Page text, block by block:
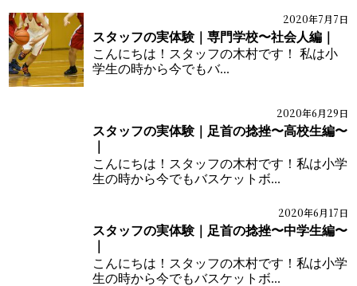
2020年7月7日
スタッフの実体験｜専門学校〜社会人編｜
こんにちは！スタッフの木村です！ 私は小
学生の時から今でもバ...
2020年6月29日
スタッフの実体験｜足首の捻挫〜高校生編〜
こんにちは！スタッフの木村です！私は小学
生の時から今でもバスケットボ...
2020年6月17日
スタッフの実体験｜足首の捻挫〜中学生編〜
こんにちは！スタッフの木村です！私は小学
生の時から今でもバスケットボ...